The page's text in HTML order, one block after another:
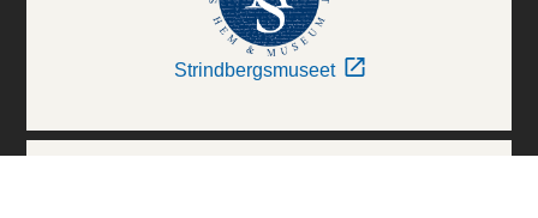
Strindbergsmuseet